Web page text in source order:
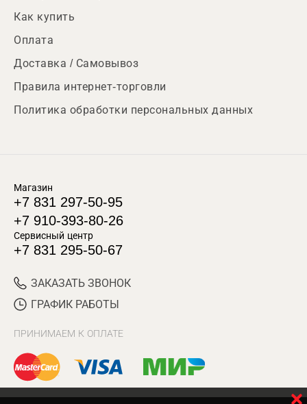
Как купить
Оплата
Доставка / Самовывоз
Правила интернет-торговли
Политика обработки персональных данных
Магазин
+7 831 297-50-95
+7 910-393-80-26
Сервисный центр
+7 831 295-50-67
ЗАКАЗАТЬ ЗВОНОК
ГРАФИК РАБОТЫ
ПРИНИМАЕМ К ОПЛАТЕ